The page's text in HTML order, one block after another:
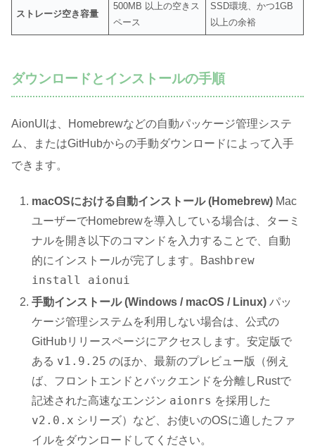
ストレージ空き容量
500MB 以上の空きス
ペース
SSD環境、かつ1GB
以上の余裕
ダウンロードとインストールの手順
AionUIは、Homebrewなどの自動パッケージ管理システ
ム、またはGitHubからの手動ダウンロードによって入手
できます。
macOSにおける自動インストール (Homebrew) Mac
ユーザーでHomebrewを導入している場合は、ターミ
ナルを開き以下のコマンドを入力することで、自動
的にインストールが完了します。Bashbrew
install aionui
手動インストール (Windows / macOS / Linux) パッ
ケージ管理システムを利用しない場合は、公式の
GitHubリリースページにアクセスします。安定版で
ある v1.9.25 のほか、最新のプレビュー版（例え
ば、フロントエンドとバックエンドを分離しRustで
記述された高速なエンジン aionrs を採用した
v2.0.x シリーズ）など、お使いのOSに適したファ
イルをダウンロードしてください。